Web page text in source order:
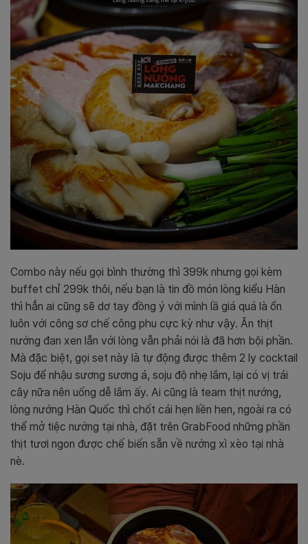
Combo này nếu gọi bình thường thì 399k nhưng gọi kèm
buffet chỉ 299k thôi, nếu bạn là tin đồ món lòng kiểu Hàn
thì hẳn ai cũng sẽ dơ tay đồng ý với mình lầ giá quá là ổn
luôn với công sơ chế công phu cực kỳ như vậy. Ăn thịt
nướng đan xen lẫn với lòng vẫn phải nói là đã hơn bội phần.
Mà đặc biệt, gọi set này là tự động được thêm 2 ly cocktail
Soju để nhậu sương sương á, soju độ nhẹ lắm, lại có vị trái
cây nữa nên uống dễ lắm ấy. Ai cũng là team thịt nướng,
lòng nướng Hàn Quốc thì chốt cái hẹn liền hen, ngoài ra có
thể mở tiệc nướng tại nhà, đặt trên GrabFood những phần
thịt tươi ngon được chế biến sẵn về nướng xì xèo tại nhà
nè.